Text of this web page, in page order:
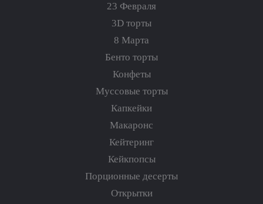
23 Февраля
3D торты
8 Марта
Бенто торты
Конфеты
Муссовые торты
Капкейки
Макаронс
Кейтеринг
Кейкпопсы
Порционные десерты
Открытки